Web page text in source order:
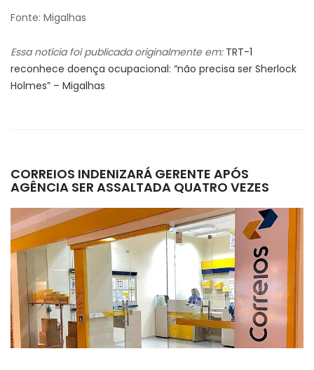
Fonte: Migalhas
Essa notícia foi publicada originalmente em: TRT-1
reconhece doença ocupacional: “não precisa ser Sherlock
Holmes” – Migalhas
CORREIOS INDENIZARÁ GERENTE APÓS
AGÊNCIA SER ASSALTADA QUATRO VEZES